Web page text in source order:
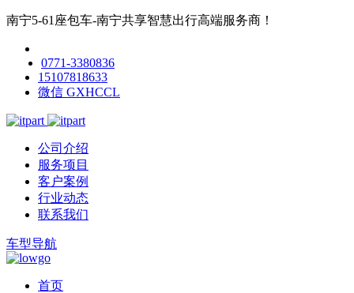
南宁5-61座包车-南宁共享智慧出行高端服务商！
0771-3380836
15107818633
微信 GXHCCL
公司介绍
服务项目
客户案例
行业动态
联系我们
车型导航
首页